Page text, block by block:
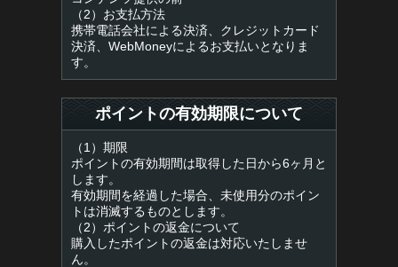
（2）お支払方法
携帯電話会社による決済、クレジットカード
決済、WebMoneyによるお支払いとなりま
す。
ポイントの有効期限について
（1）期限
ポイントの有効期間は取得した日から6ヶ月と
します。
有効期間を経過した場合、未使用分のポイン
トは消滅するものとします。
（2）ポイントの返金について
購入したポイントの返金は対応いたしませ
ん。